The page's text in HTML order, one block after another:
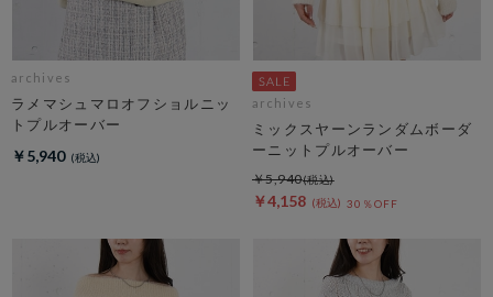
archives
ラメマシュマロオフショルニッ
トプルオーバー
￥5,940
archives
ミックスヤーンランダムボーダ
ーニットプルオーバー
￥4,158 30％OFF
￥5,940